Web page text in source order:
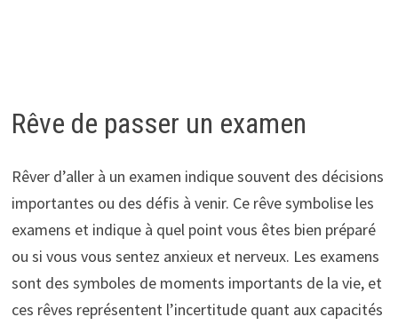
Rêve de passer un examen
Rêver d’aller à un examen indique souvent des décisions
importantes ou des défis à venir. Ce rêve symbolise les
examens et indique à quel point vous êtes bien préparé
ou si vous vous sentez anxieux et nerveux. Les examens
sont des symboles de moments importants de la vie, et
ces rêves représentent l’incertitude quant aux capacités